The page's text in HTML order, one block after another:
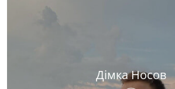
Дімка Носов